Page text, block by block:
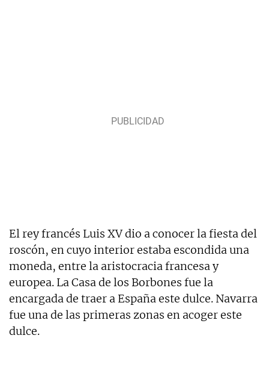
El rey francés Luis XV dio a conocer la fiesta del
roscón, en cuyo interior estaba escondida una
moneda, entre la aristocracia francesa y
europea. La Casa de los Borbones fue la
encargada de traer a España este dulce. Navarra
fue una de las primeras zonas en acoger este
dulce.